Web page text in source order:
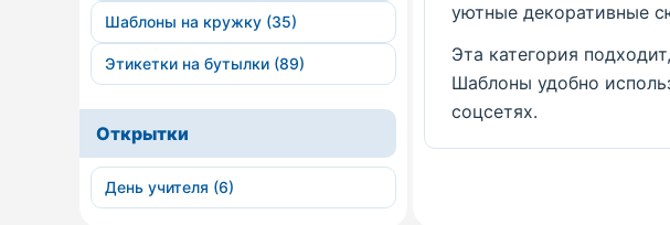
Шаблоны на кружку (35)
Этикетки на бутылки (89)
Открытки
День учителя (6)
уютные декоративные
Эта категория
Шаблоны удобно
соцсетях.